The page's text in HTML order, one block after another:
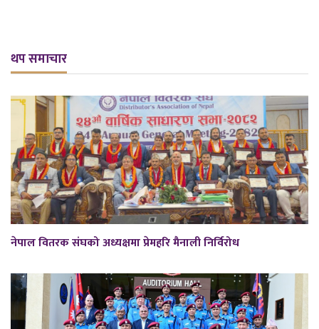
थप समाचार
नेपाल वितरक संघको अध्यक्षमा प्रेमहरि मैनाली निर्विरोध